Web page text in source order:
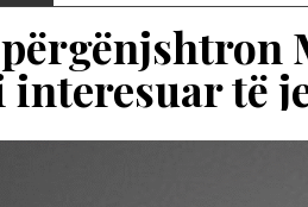
interesuar të